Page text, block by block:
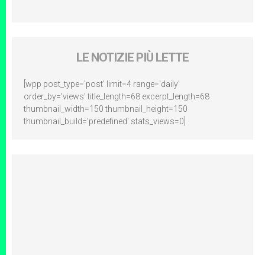
LE NOTIZIE PIÙ LETTE
[wpp post_type='post' limit=4 range='daily'
order_by='views' title_length=68 excerpt_length=68
thumbnail_width=150 thumbnail_height=150
thumbnail_build='predefined' stats_views=0]